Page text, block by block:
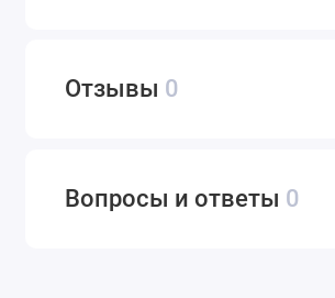
Отзывы 0
Вопросы и ответы 0